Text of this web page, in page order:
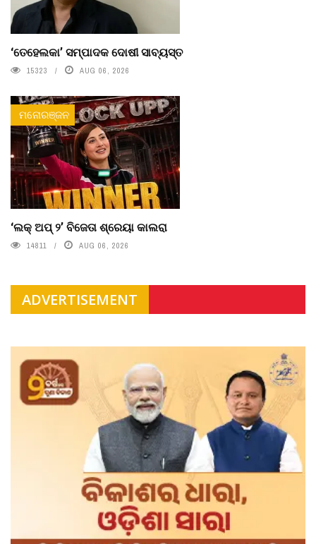
‘ତେହେଲକା’ ସମ୍ପାଦକ ଦୋଷୀ ସାବ୍ୟସ୍ତ
15323 AUG 06, 2026
ମନୋରଞ୍ଜନ
‘ଲକ୍ ଅପ୍ ୨’ ବିଜେତା ଶ୍ରେୟା କାଲରା
14811 AUG 06, 2026
ADVERTISEMENT